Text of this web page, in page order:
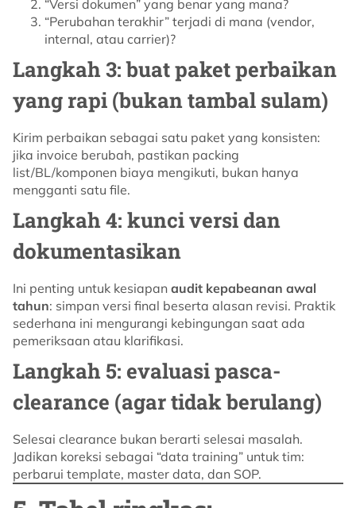
“Versi dokumen” yang benar yang mana?
“Perubahan terakhir” terjadi di mana (vendor,
internal, atau carrier)?
Langkah 3: buat paket perbaikan
yang rapi (bukan tambal sulam)
Kirim perbaikan sebagai satu paket yang konsisten:
jika invoice berubah, pastikan packing
list/BL/komponen biaya mengikuti, bukan hanya
mengganti satu file.
Langkah 4: kunci versi dan
dokumentasikan
Ini penting untuk kesiapan audit kepabeanan awal
tahun: simpan versi final beserta alasan revisi. Praktik
sederhana ini mengurangi kebingungan saat ada
pemeriksaan atau klarifikasi.
Langkah 5: evaluasi pasca-
clearance (agar tidak berulang)
Selesai clearance bukan berarti selesai masalah.
Jadikan koreksi sebagai “data training” untuk tim:
perbarui template, master data, dan SOP.